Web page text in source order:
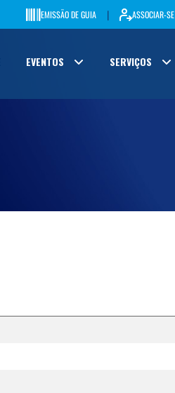
EMISSÃO DE GUIA | ASSOCIAR-SE
EVENTOS SERVIÇOS